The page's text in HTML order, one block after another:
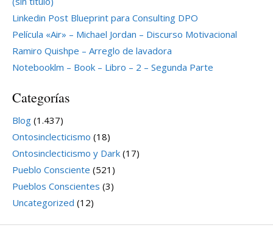
Linkedin Post Blueprint para Consulting DPO
Película «Air» – Michael Jordan – Discurso Motivacional
Ramiro Quishpe – Arreglo de lavadora
Notebooklm – Book – Libro – 2 – Segunda Parte
Categorías
Blog (1.437)
Ontosinclecticismo (18)
Ontosinclecticismo y Dark (17)
Pueblo Consciente (521)
Pueblos Conscientes (3)
Uncategorized (12)